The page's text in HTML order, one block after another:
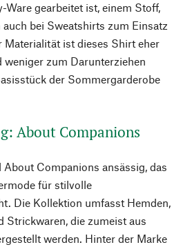
Ware gearbeitet ist, einem Stoff,
bei Sweatshirts zum Einsatz
ist dieses Shirt eher
weniger zum Darunterziehen
der Sommergarderobe
About Companions
Companions ansässig, das
für stilvolle
Die Kollektion umfasst Hemden,
Strickwaren, die zumeist aus
werden. Hinter der Marke